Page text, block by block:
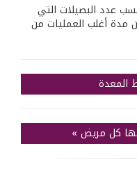
عدد البصيلات التي
مدة أغلب العمليات من
المعدة
كل مريض »